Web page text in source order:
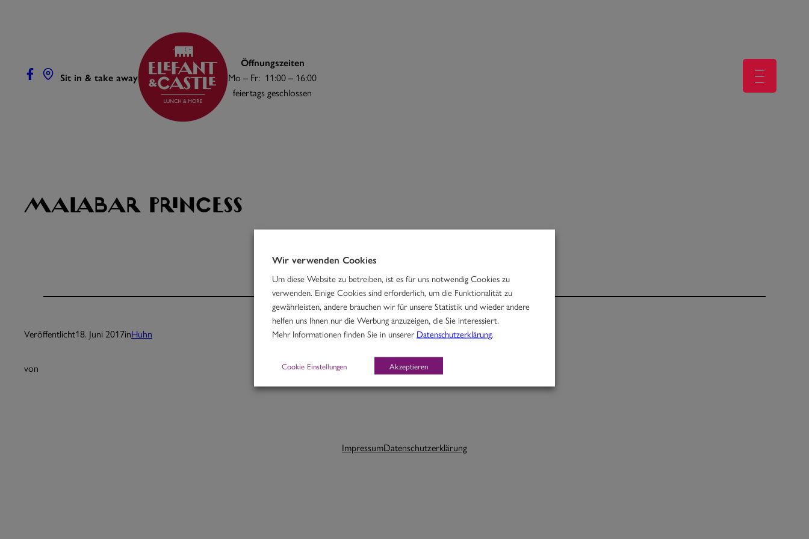
Sit in & take away
Öffnungszeiten
Mo – Fr: 11:00 – 16:00
feiertags geschlossen
Malabar Princess
Veröffentlicht18. Juni 2017inHuhn
von
Schlagwörter:
ImpressumDatenschutzerklärung
Wir verwenden Cookies
Um diese Website zu betreiben, ist es für uns notwendig Cookies zu
verwenden. Einige Cookies sind erforderlich, um die Funktionalität zu
gewährleisten, andere brauchen wir für unsere Statistik und wieder andere
helfen uns Ihnen nur die Werbung anzuzeigen, die Sie interessiert.
Mehr Informationen finden Sie in unsererDatenschutzerklärung.
Cookie Einstellungen Akzeptieren